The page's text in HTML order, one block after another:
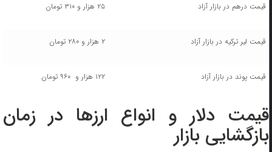
قیمت درهم در بازار آزاد ۲۵ هزار و ۳۱۰ تومان
قیمت لیر ترکیه در بازار آزاد ۲ هزار و ۲۸۰ تومان
قیمت پوند در بازار آزاد ۱۲۲ هزار و ۹۶۰ تومان
قیمت دلار و انواع ارزها در زمان
بازگشایی بازار